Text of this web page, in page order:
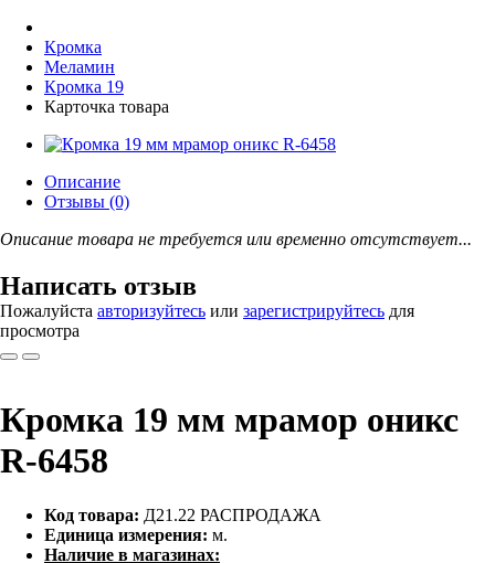
Кромка
Меламин
Кромка 19
Карточка товара
Описание
Отзывы (0)
Описание товара не требуется или временно отсутствует...
Написать отзыв
Пожалуйста авторизуйтесь или зарегистрируйтесь для
просмотра
Кромка 19 мм мрамор оникс
R-6458
Код товара: Д21.22 РАСПРОДАЖА
Единица измерения: м.
Наличие в магазинах: